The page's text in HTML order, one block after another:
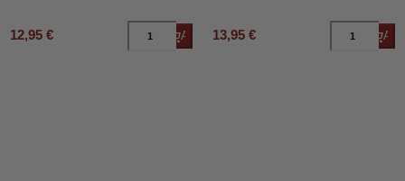
12,95 € Añadir al carrito
13,95 €